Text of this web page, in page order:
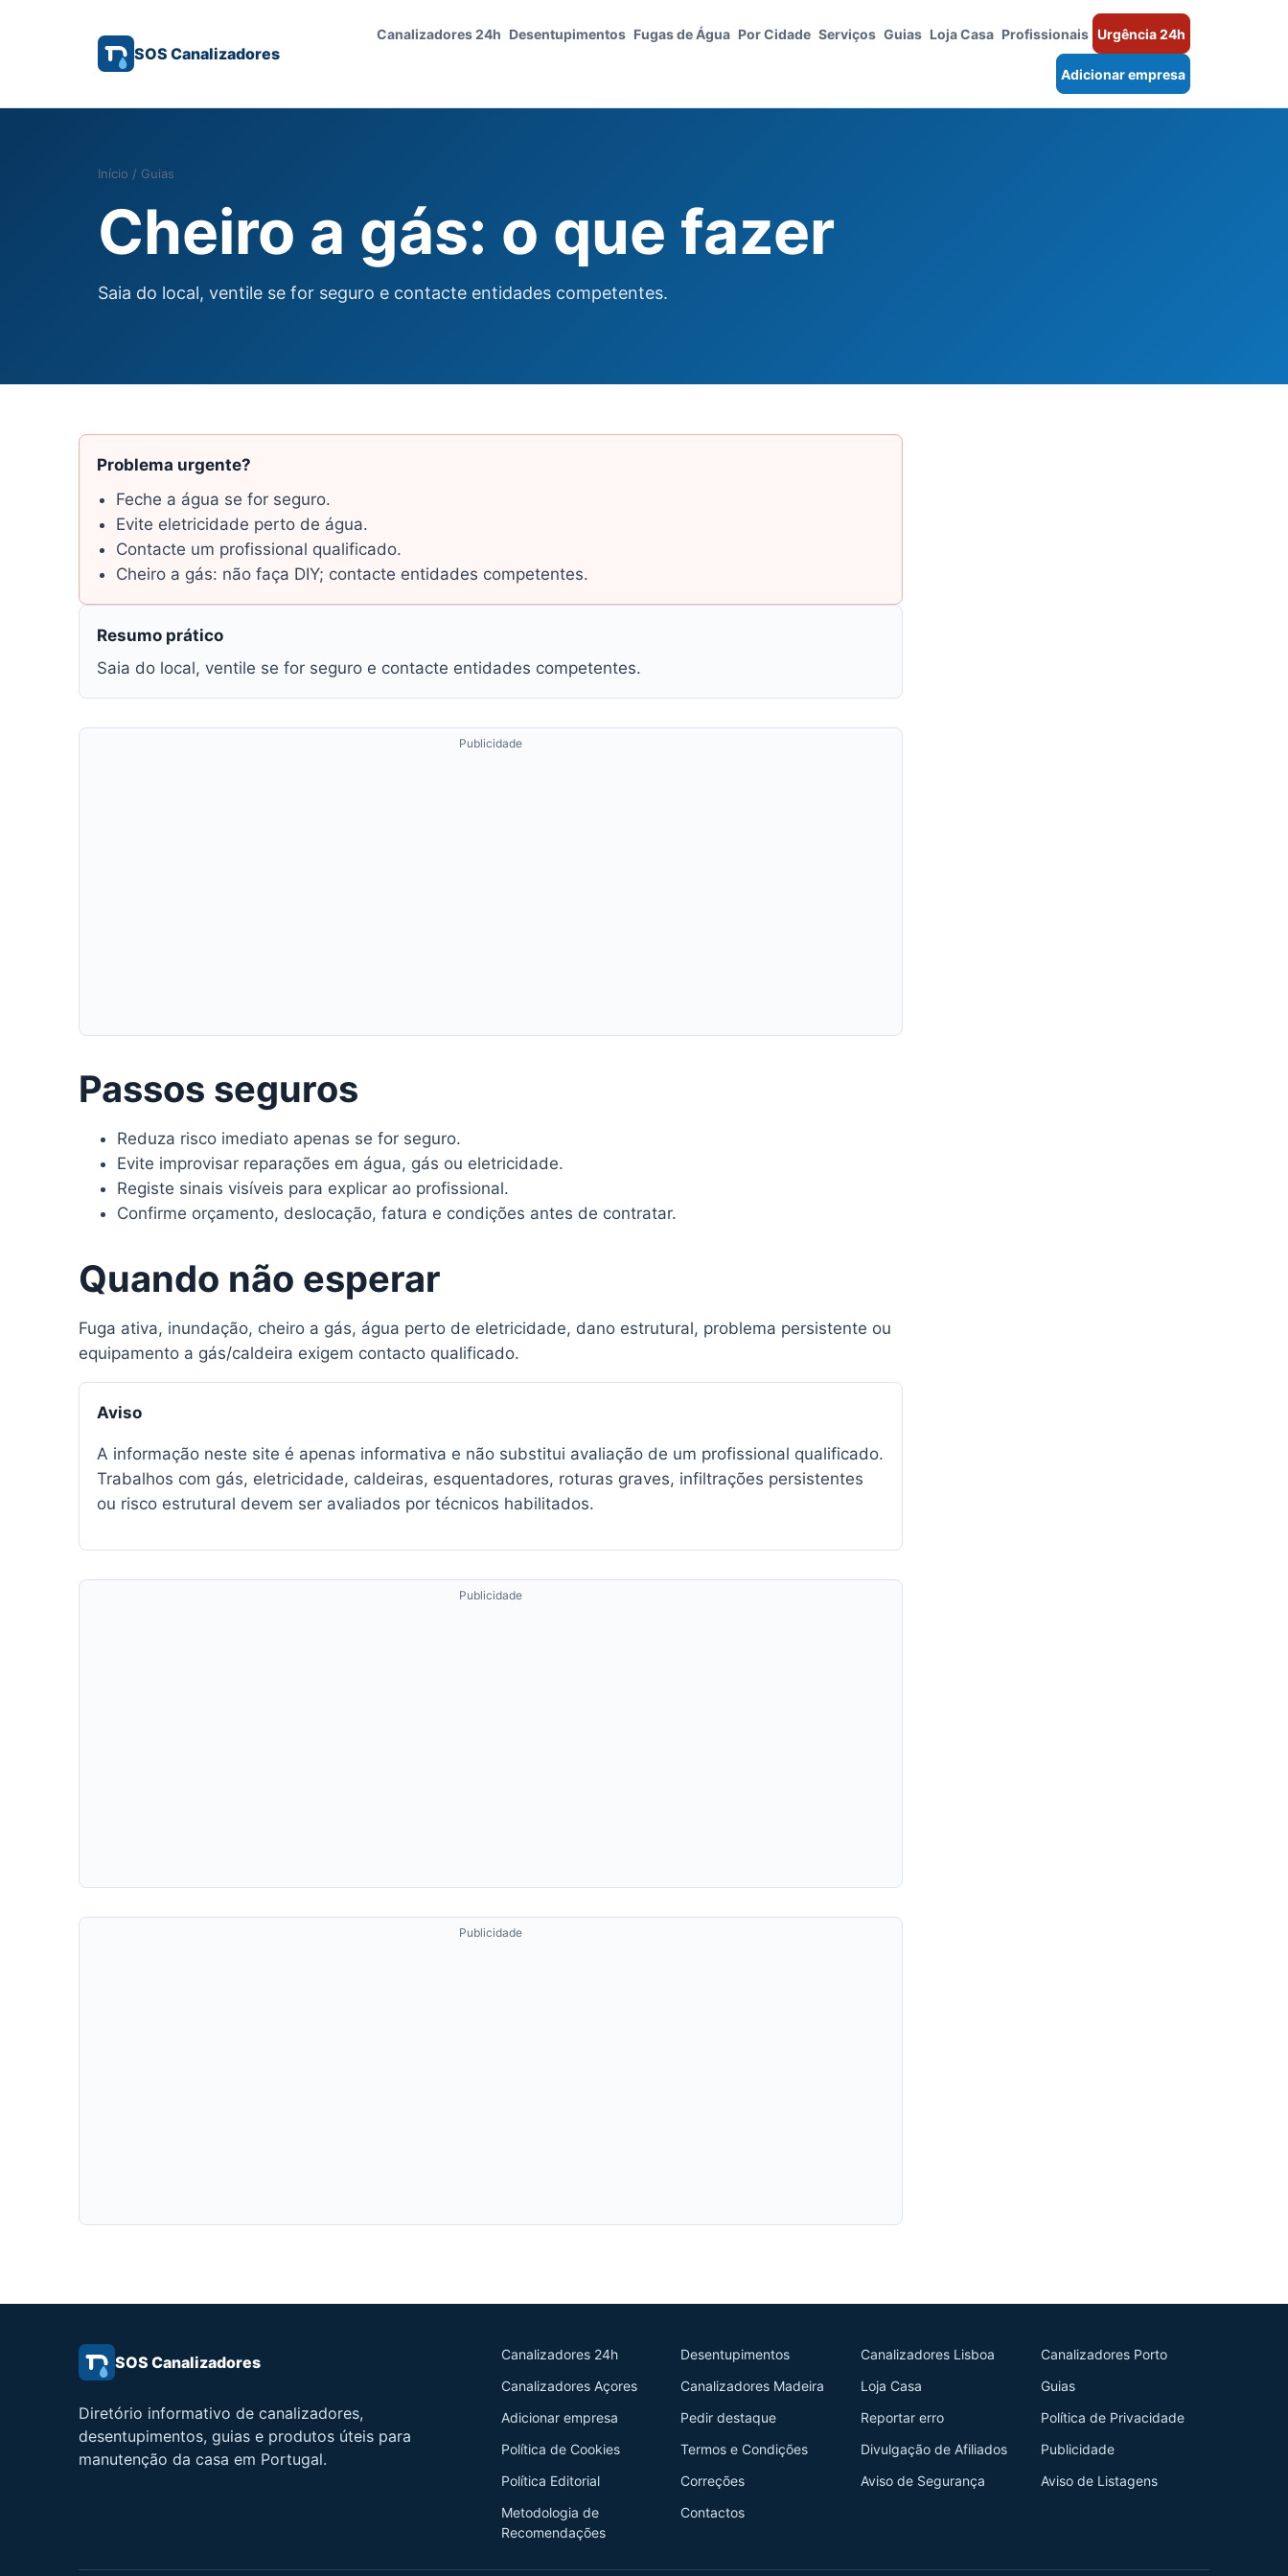
SOS Canalizadores
Canalizadores 24h Desentupimentos Fugas de Água Por Cidade Serviços Guias Loja Casa Profissionais Urgência 24h
Adicionar empresa
Início / Guias
Cheiro a gás: o que fazer
Saia do local, ventile se for seguro e contacte entidades competentes.
Problema urgente?
Feche a água se for seguro.
Evite eletricidade perto de água.
Contacte um profissional qualificado.
Cheiro a gás: não faça DIY; contacte entidades competentes.
Resumo prático
Saia do local, ventile se for seguro e contacte entidades competentes.
Publicidade
Passos seguros
Reduza risco imediato apenas se for seguro.
Evite improvisar reparações em água, gás ou eletricidade.
Registe sinais visíveis para explicar ao profissional.
Confirme orçamento, deslocação, fatura e condições antes de contratar.
Quando não esperar
Fuga ativa, inundação, cheiro a gás, água perto de eletricidade, dano estrutural, problema persistente ou
equipamento a gás/caldeira exigem contacto qualificado.
Aviso
A informação neste site é apenas informativa e não substitui avaliação de um profissional qualificado.
Trabalhos com gás, eletricidade, caldeiras, esquentadores, roturas graves, infiltrações persistentes
ou risco estrutural devem ser avaliados por técnicos habilitados.
Publicidade
Publicidade
SOS Canalizadores
Diretório informativo de canalizadores,
desentupimentos, guias e produtos úteis para
manutenção da casa em Portugal.
Canalizadores 24h Desentupimentos Canalizadores Lisboa
Canalizadores Porto
Canalizadores Açores
Canalizadores Madeira Loja Casa
Guias
Adicionar empresa
Pedir destaque Reportar erro
Política de Privacidade
Política de Cookies
Termos e Condições Divulgação de Afiliados
Publicidade
Política Editorial
Correções Aviso de Segurança
Aviso de Listagens
Metodologia de
Recomendações
Contactos